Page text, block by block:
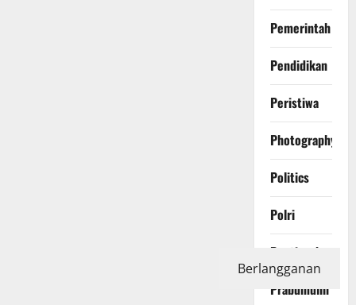
Pemerintah
Pendidikan
Peristiwa
Photography
Politics
Polri
Pontianak
Prabumulih
Berlangganan